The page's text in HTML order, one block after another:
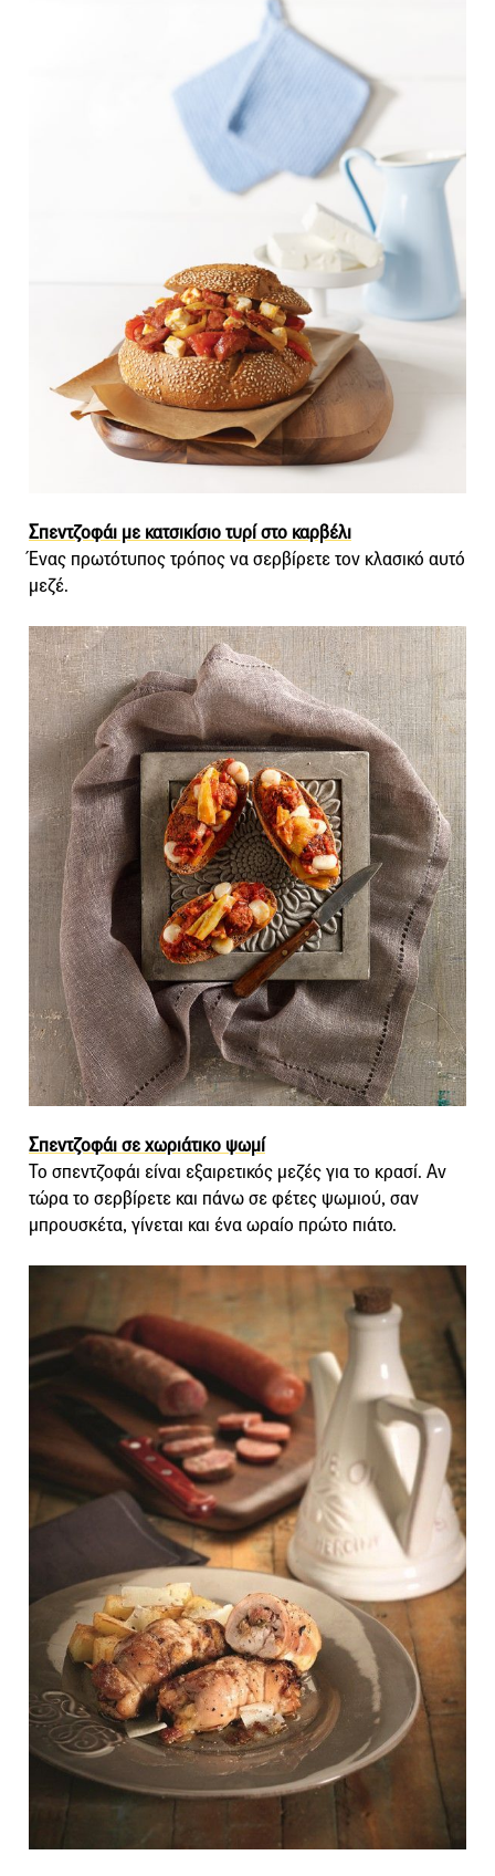
Σπεντζοφάι με κατσικίσιο τυρί στο καρβέλι
Ένας πρωτότυπος τρόπος να σερβίρετε τον κλασικό αυτό
μεζέ.
Σπεντζοφάι σε χωριάτικο ψωμί
Το σπεντζοφάι είναι εξαιρετικός μεζές για το κρασί. Αν
τώρα το σερβίρετε και πάνω σε φέτες ψωμιού, σαν
μπρουσκέτα, γίνεται και ένα ωραίο πρώτο πιάτο.